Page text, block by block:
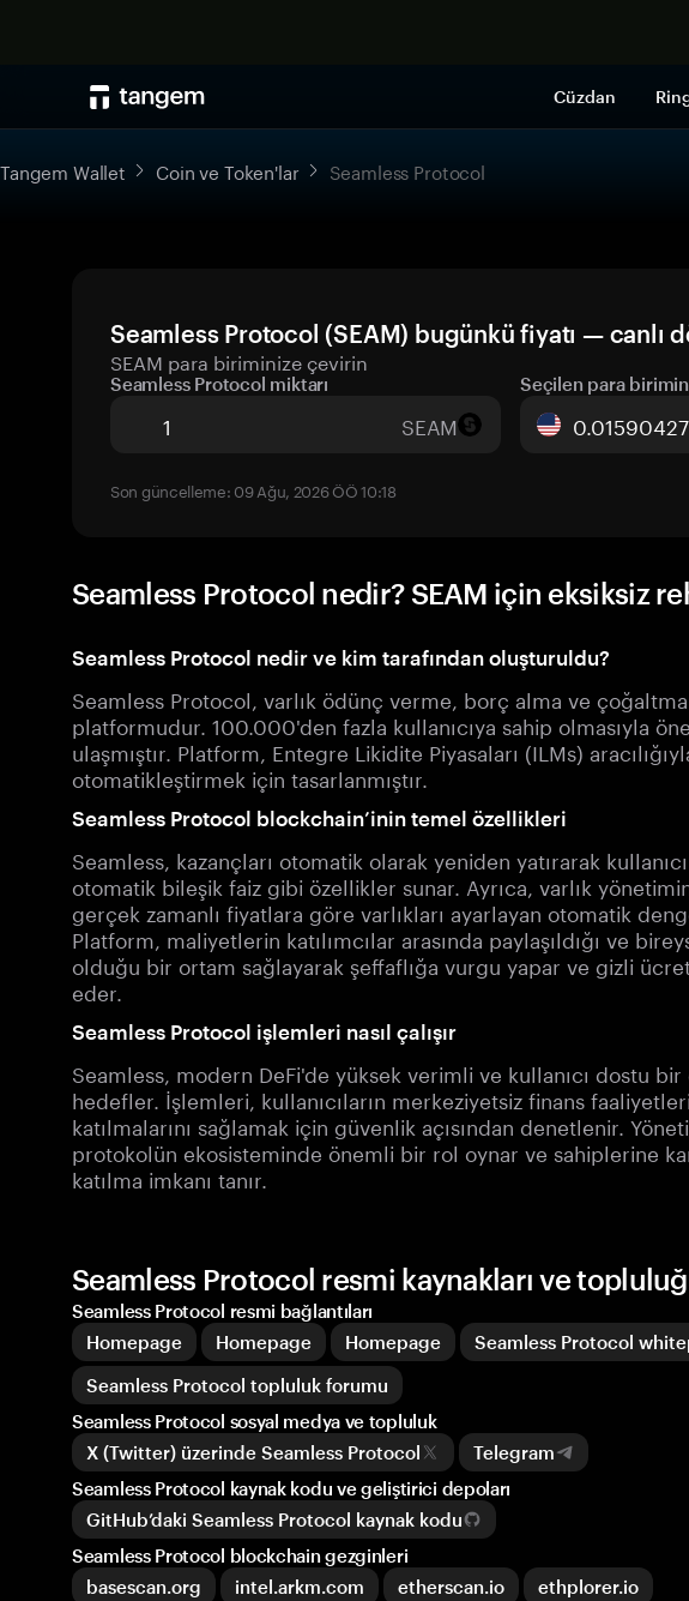
Cüzdan
Tangem Wallet Coin ve Token'lar Seamless Protocol
Seamless Protocol (SEAM) bugünkü fiyatı — canlı
SEAM para biriminize çevirin
Seamless Protocol miktarı
SEAM
Seçilen para
Son güncelleme: 09 Ağu, 2026 ÖÖ 10:18
Seamless Protocol nedir? SEAM için eksiksiz
Seamless Protocol nedir ve kim tarafından oluşturuldu?
Seamless Protocol, varlık ödünç verme, borç alma ve
platformudur. 100.000'den fazla kullanıcıya sahip olmasıyla
ulaşmıştır. Platform, Entegre Likidite Piyasaları (ILMs)
otomatikleştirmek için tasarlanmıştır.
Seamless Protocol blockchain’inin temel özellikleri
Seamless, kazançları otomatik olarak yeniden yatırarak
otomatik bileşik faiz gibi özellikler sunar. Ayrıca, varlık
gerçek zamanlı fiyatlara göre varlıkları ayarlayan otomatik
Platform, maliyetlerin katılımcılar arasında paylaşıldığı ve
olduğu bir ortam sağlayarak şeffaflığa vurgu yapar ve gizli
eder.
Seamless Protocol işlemleri nasıl çalışır
Seamless, modern DeFi'de yüksek verimli ve kullanıcı dostu bir
hedefler. İşlemleri, kullanıcıların merkeziyetsiz finans
katılmalarını sağlamak için güvenlik açısından denetlenir.
protokolün ekosisteminde önemli bir rol oynar ve sahiplerine
katılma imkanı tanır.
Seamless Protocol resmi kaynakları ve
Seamless Protocol resmi bağlantıları
Homepage
Homepage Homepage
Seamless Protocol
Seamless Protocol topluluk forumu
Seamless Protocol sosyal medya ve topluluk
X (Twitter) üzerinde Seamless Protocol
Telegram
Seamless Protocol kaynak kodu ve geliştirici depoları
GitHub’daki Seamless Protocol kaynak kodu
Seamless Protocol blockchain gezginleri
basescan.org
intel.arkm.com etherscan.io ethplorer.io